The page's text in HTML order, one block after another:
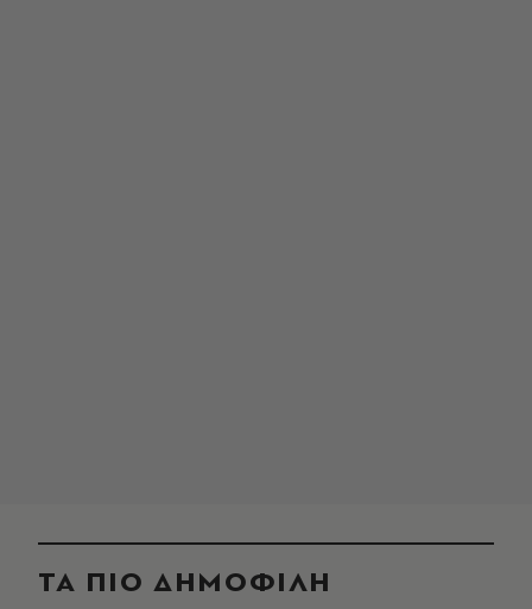
ΤΑ ΠΙΟ ΔΗΜΟΦΙΛΗ